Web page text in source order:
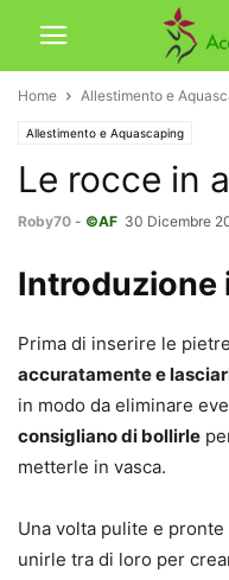
Home Allestimento e
Allestimento e Aquascaping
Le rocce in
Roby70 - ©AF 30 Dicembre
Introduzione
Prima di inserire le
accuratamente e
in modo da eliminare
consigliano di bollirle
metterle in vasca.
Una volta pulite e
unirle tra di loro per